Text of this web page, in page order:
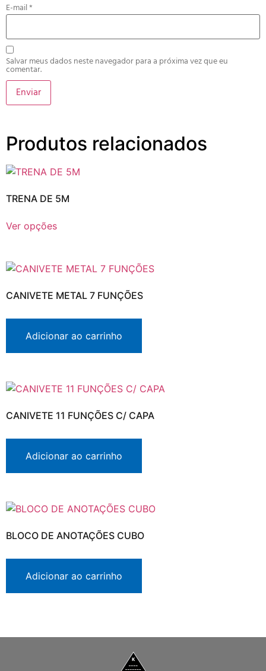
E-mail*
Salvar meus dados neste navegador para a próxima vez que eu
comentar.
Produtos relacionados
TRENA DE 5M
Ver opções
CANIVETE METAL 7 FUNÇÕES
Adicionar ao carrinho
CANIVETE 11 FUNÇÕES C/ CAPA
Adicionar ao carrinho
BLOCO DE ANOTAÇÕES CUBO
Adicionar ao carrinho